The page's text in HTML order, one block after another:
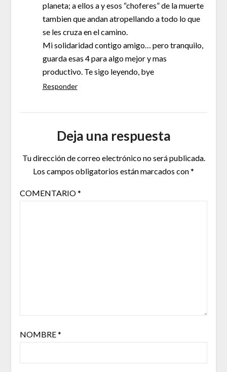
planeta; a ellos a y esos “choferes” de la muerte
tambien que andan atropellando a todo lo que
se les cruza en el camino.
Mi solidaridad contigo amigo… pero tranquilo,
guarda esas 4 para algo mejor y mas
productivo. Te sigo leyendo, bye
Responder
Deja una respuesta
Tu dirección de correo electrónico no será publicada.
Los campos obligatorios están marcados con*
COMENTARIO*
NOMBRE*